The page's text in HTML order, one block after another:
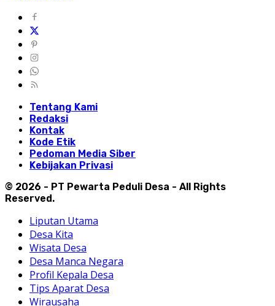
Tentang Kami
Redaksi
Kontak
Kode Etik
Pedoman Media Siber
Kebijakan Privasi
© 2026 - PT Pewarta Peduli Desa - All Rights
Reserved.
Liputan Utama
Desa Kita
Wisata Desa
Desa Manca Negara
Profil Kepala Desa
Tips Aparat Desa
Wirausaha